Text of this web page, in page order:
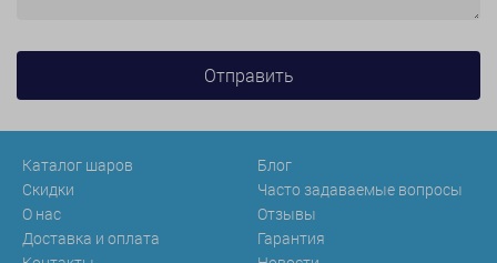
Каталог шаров
Скидки
О нас
Доставка и оплата
Блог
Часто задаваемые вопросы
Отзывы
Гарантия